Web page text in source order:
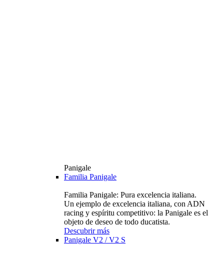
Panigale
Familia Panigale
Familia Panigale: Pura excelencia italiana.
Un ejemplo de excelencia italiana, con ADN
racing y espíritu competitivo: la Panigale es el
objeto de deseo de todo ducatista.
Descubrir más
Panigale V2 / V2 S